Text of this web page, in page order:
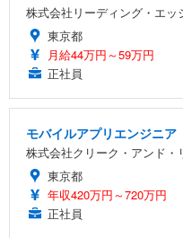
株式会社リーディング・エッ
東京都
月給44万円～59万円
正社員
モバイルアプリエンジニア
株式会社クリーク・アンド・
東京都
年収420万円～720万円
正社員